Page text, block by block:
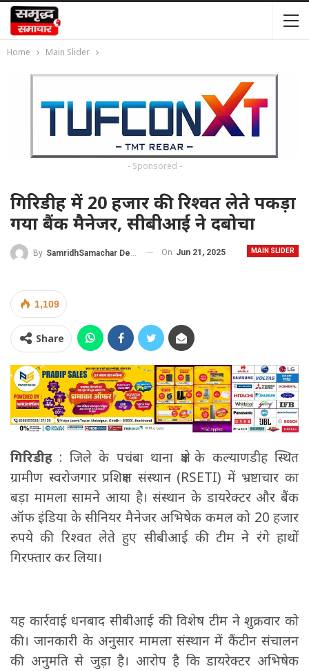
Home Main Slider
- Sponsored -
गिरिडीह में 20 हजार की रिश्वत लेते पकड़ा
गया बैंक मैनेजर, सीबीआई ने दबोचा
MAIN SLIDER
By SamridhSamachar Desk On Jun 21, 2025
1,109
Share
गिरिडीह : जिले के पचंबा थाना क्षेत्र के कल्याणडीह स्थित
ग्रामीण स्वरोजगार प्रशिक्षण संस्थान (RSETI) में भ्रष्टाचार का
बड़ा मामला सामने आया है। संस्थान के डायरेक्टर और बैंक
ऑफ इंडिया के सीनियर मैनेजर अभिषेक कमल को 20 हजार
रुपये की रिश्वत लेते हुए सीबीआई की टीम ने रंगे हाथों
गिरफ्तार कर लिया।
यह कार्रवाई धनबाद सीबीआई की विशेष टीम ने शुक्रवार को
की। जानकारी के अनुसार मामला संस्थान में कैंटीन संचालन
की अनुमति से जुड़ा है। आरोप है कि डायरेक्टर अभिषेक